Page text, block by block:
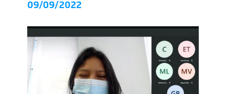
09/09/2022